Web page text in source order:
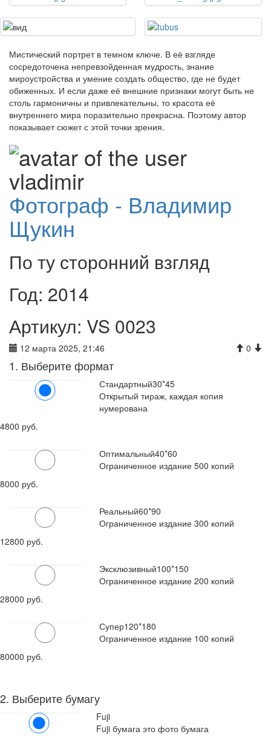
Мистический портрет в темном ключе. В её взгляде
сосредоточена непревзойденная мудрость, знание
мироустройства и умение создать общество, где не будет
обиженных. И если даже её внешние признаки могут быть не
столь гармоничны и привлекательны, то красота её
внутреннего мира поразительно прекрасна. Поэтому автор
показывает сюжет с этой точки зрения.
Фотограф - Владимир
Щукин
По ту сторонний взгляд
Год: 2014
Артикул: VS 0023
12 марта 2025, 21:46 0
1. Выберите формат
Стандартный30*45
Открытый тираж, каждая копия
нумерована
4800 руб.
Оптимальный40*60
Ограниченное издание 500 копий
8000 руб.
Реальный60*90
Ограниченное издание 300 копий
12800 руб.
Эксклюзивный100*150
Ограниченное издание 200 копий
28000 руб.
Супер120*180
Ограниченное издание 100 копий
80000 руб.
2. Выберите бумагу
Fuji
Fuji бумага это фото бумага